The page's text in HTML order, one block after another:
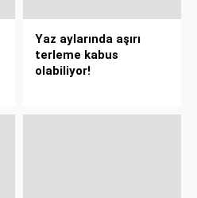
Yaz aylarında aşırı
terleme kabus
olabiliyor!